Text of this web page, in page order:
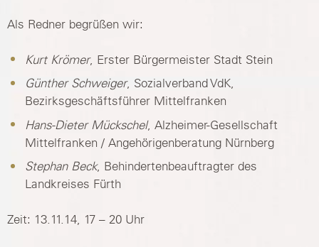
Als Redner begrüßen wir:
Kurt Krömer, Erster Bürgermeister Stadt Stein
Günther Schweiger, Sozialverband VdK,
Bezirksgeschäftsführer Mittelfranken
Hans-Dieter Mückschel, Alzheimer-Gesellschaft
Mittelfranken / Angehörigenberatung Nürnberg
Stephan Beck, Behindertenbeauftragter des
Landkreises Fürth
Zeit: 13.11.14, 17 – 20 Uhr